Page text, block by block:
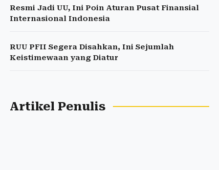
Resmi Jadi UU, Ini Poin Aturan Pusat Finansial
Internasional Indonesia
RUU PFII Segera Disahkan, Ini Sejumlah
Keistimewaan yang Diatur
Artikel Penulis